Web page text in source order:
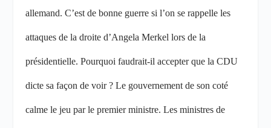
allemand. C’est de bonne guerre si l’on se rappelle les
attaques de la droite d’Angela Merkel lors de la
présidentielle. Pourquoi faudrait-il accepter que la CDU
dicte sa façon de voir ? Le gouvernement de son coté
calme le jeu par le premier ministre. Les ministres de